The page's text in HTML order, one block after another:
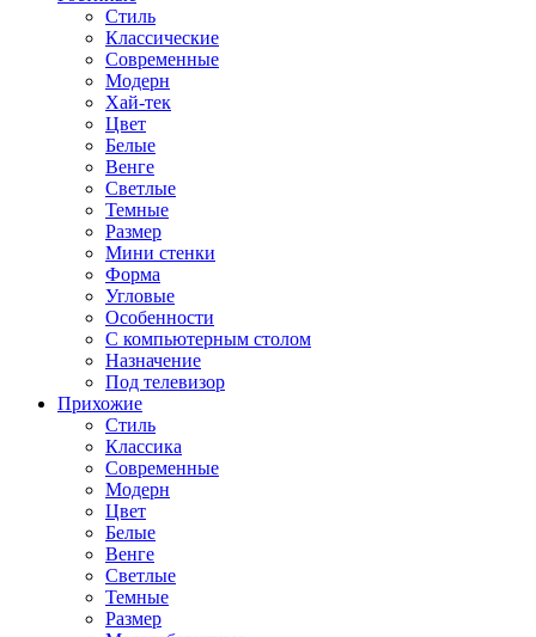
Стиль
Классические
Современные
Модерн
Хай-тек
Цвет
Белые
Венге
Светлые
Темные
Размер
Мини стенки
Форма
Угловые
Особенности
С компьютерным столом
Назначение
Под телевизор
Прихожие
Стиль
Классика
Современные
Модерн
Цвет
Белые
Венге
Светлые
Темные
Размер